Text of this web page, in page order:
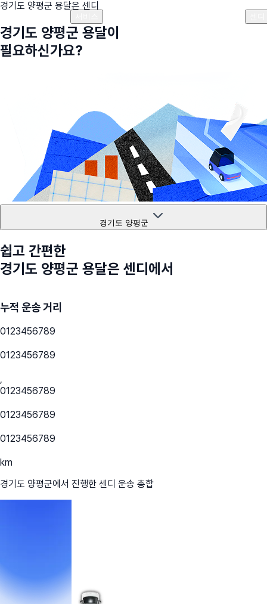
경기도 양평군 용달은 센디
경기도 양평군 용달이
필요하신가요?
경기도 양평군
쉽고 간편한
경기도 양평군 용달은 센디에서
누적 운송 거리
0123456789
0123456789
,
0123456789
0123456789
0123456789
km
경기도 양평군에서 진행한 센디 운송 총합